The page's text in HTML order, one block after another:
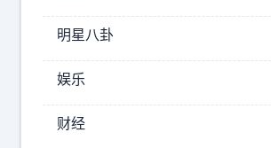
，
市
上
明星八卦
娱乐
财经